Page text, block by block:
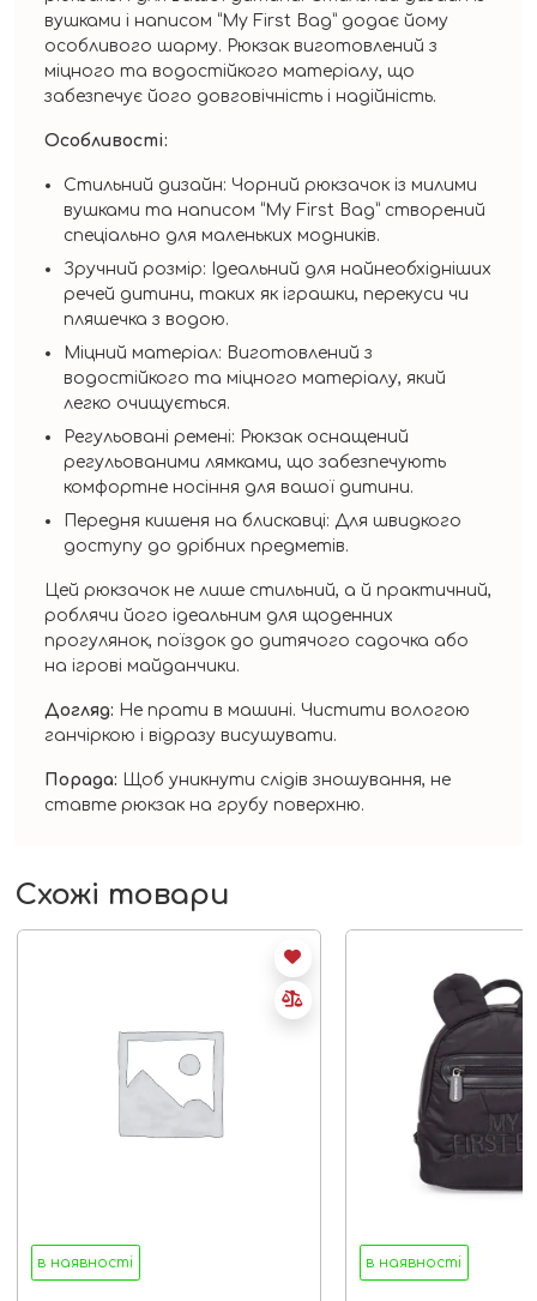
вушками і написом “My First Bag” додає йому
особливого шарму. Рюкзак виготовлений з
міцного та водостійкого матеріалу, що
забезпечує його довговічність і надійність.
Особливості:
Стильний дизайн: Чорний рюкзачок із милими
вушками та написом “My First Bag” створений
спеціально для маленьких модників.
Зручний розмір: Ідеальний для найнеобхідніших
речей дитини, таких як іграшки, перекуси чи
пляшечка з водою.
Міцний матеріал: Виготовлений з
водостійкого та міцного матеріалу, який
легко очищується.
Регульовані ремені: Рюкзак оснащений
регульованими лямками, що забезпечують
комфортне носіння для вашої дитини.
Передня кишеня на блискавці: Для швидкого
доступу до дрібних предметів.
Цей рюкзачок не лише стильний, а й практичний,
роблячи його ідеальним для щоденних
прогулянок, поїздок до дитячого садочка або
на ігрові майданчики.
Догляд: Не прати в машині. Чистити вологою
ганчіркою і відразу висушувати.
Порада: Щоб уникнути слідів зношування, не
ставте рюкзак на грубу поверхню.
Схожі товари
в наявності в наявності